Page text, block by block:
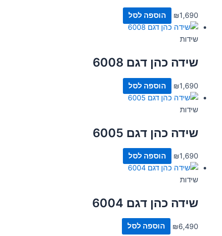
₪1,690 הוספה לסל
שידות
שידה כהן דגם 6008
₪1,690 הוספה לסל
שידות
שידה כהן דגם 6005
₪1,690 הוספה לסל
שידות
שידה כהן דגם 6004
₪6,490 הוספה לסל